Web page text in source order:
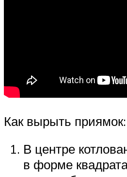
Как вырыть приямок:
В центре
в форме